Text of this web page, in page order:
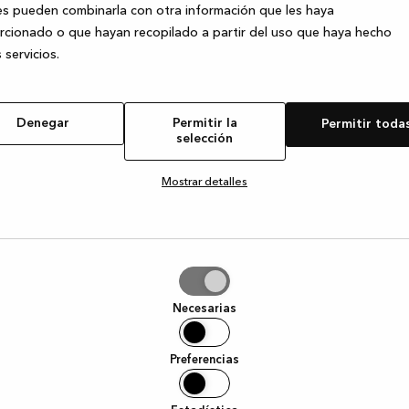
pueden combinarla con otra información que les haya
o que hayan recopilado a partir del uso que haya hecho
servicios.
Denegar
Permitir la
selección
Permitir
Mostrar detalles
Necesarias
Preferencias